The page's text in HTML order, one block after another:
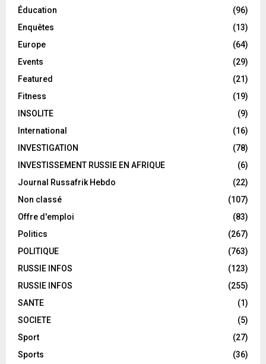
Éducation
(96)
Enquêtes
(13)
Europe
(64)
Events
(29)
Featured
(21)
Fitness
(19)
INSOLITE
(9)
International
(16)
INVESTIGATION
(78)
INVESTISSEMENT RUSSIE EN AFRIQUE
(6)
Journal Russafrik Hebdo
(22)
Non classé
(107)
Offre d'emploi
(83)
Politics
(267)
POLITIQUE
(763)
RUSSIE INFOS
(123)
RUSSIE INFOS
(255)
SANTE
(1)
SOCIETE
(5)
Sport
(27)
Sports
(36)